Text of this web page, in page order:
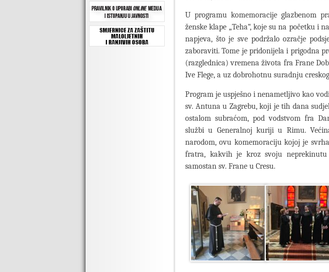
U programu komemoracije glazbenom
ženske klape „Teha“, koje su na početku
napjeva, što je sve podržalo ozračje
zaboraviti. Tome je pridonijela i prigodna
(razglednica) vremena života fra Frane
Ive Flege, a uz dobrohotnu suradnju
Program je uspješno i nenametljivo kao
sv. Antuna u Zagrebu, koji je tih dana
ostalom subraćom, pod vodstvom fra
službi u Generalnoj kuriji u Rimu.
narodom, ovu komemoraciju kojoj je
fratra, kakvih je kroz svoju
samostan sv. Frane u Cresu.